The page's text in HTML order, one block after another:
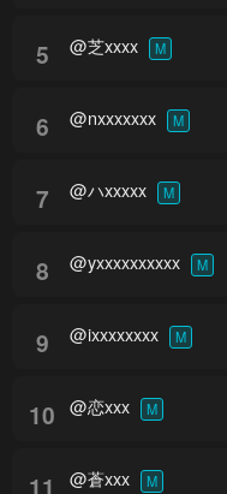
5 @芝xxxx M
6 @nxxxxxxx M
7 @ハxxxxx M
8 @yxxxxxxxxxx M
9 @ixxxxxxxx M
10 @恋xxx M
11 @蒼xxx M